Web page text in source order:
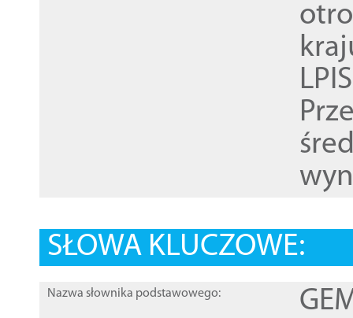
SŁOWA KLUCZOWE:
Nazwa słownika podstawowego: